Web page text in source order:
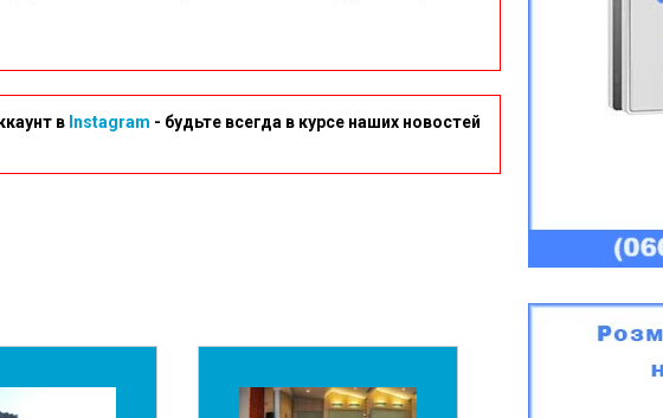
в Instagram - будьте всегда в курсе наших новостей